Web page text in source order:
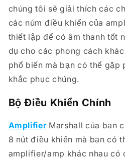
chúng tôi sẽ giải thích các
các núm điều khiển của
thiết lập để có âm thanh tốt
dụ cho các phong cách
phổ biến mà bạn có thể gặp
khắc phục chúng.
Bộ Điều Khiển Chính
AmplifierMarshall của bạn
8 nút điều khiển mà bạn có
amplifier/amp khác nhau có